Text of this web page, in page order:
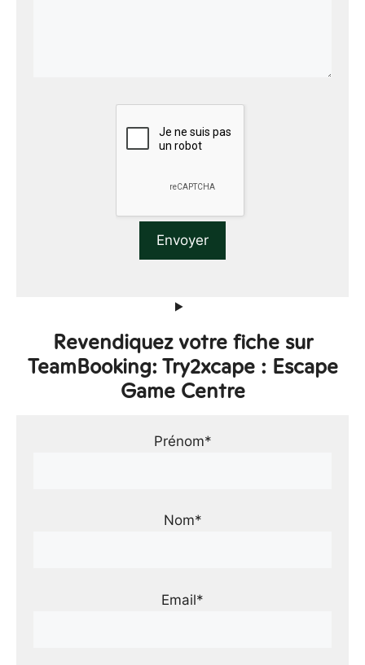
Revendiquez votre fiche sur
TeamBooking: Try2xcape : Escape
Game Centre
Prénom*
Nom*
Email*